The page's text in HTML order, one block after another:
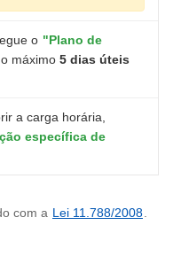
o "Plano de
máximo 5 dias úteis
a carga horária,
específica de
com a Lei 11.788/2008